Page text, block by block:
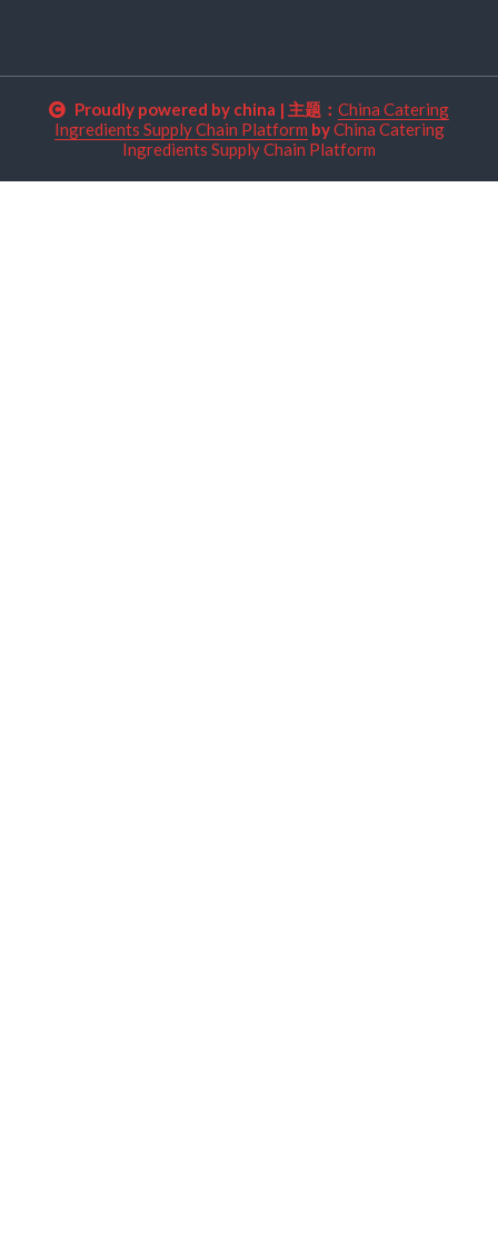
Proudly powered by china | 主题： China Catering
Ingredients Supply Chain Platform byChina Catering
Ingredients Supply Chain Platform